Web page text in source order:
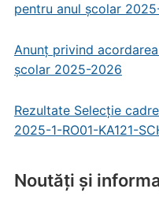
pentru anul școlar
Anunț privind
școlar 2025-2026
Rezultate Selecție
2025-1-RO01-KA121-
Noutăți și